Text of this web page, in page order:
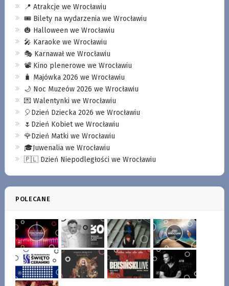
📍 Atrakcje we Wrocławiu
🎟️ Bilety na wydarzenia we Wrocławiu
🎃 Halloween we Wrocławiu
🎤 Karaoke we Wrocławiu
🎭 Karnawał we Wrocławiu
📽️ Kino plenerowe we Wrocławiu
🧳 Majówka 2026 we Wrocławiu
🌙 Noc Muzeów 2026 we Wrocławiu
💌 Walentynki we Wrocławiu
🎈Dzień Dziecka 2026 we Wrocławiu
🌷Dzień Kobiet we Wrocławiu
🌹Dzień Matki we Wrocławiu
🎓Juwenalia we Wrocławiu
🇵🇱 Dzień Niepodległości we Wrocławiu
POLECANE